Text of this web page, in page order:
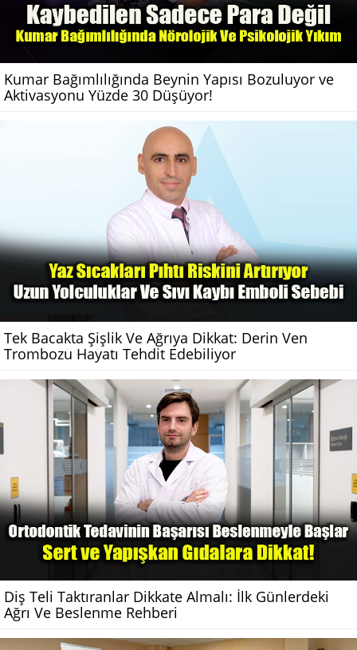
Kumar Bağımlılığında Beynin Yapısı Bozuluyor ve
Aktivasyonu Yüzde 30 Düşüyor!
Tek Bacakta Şişlik Ve Ağrıya Dikkat: Derin Ven
Trombozu Hayatı Tehdit Edebiliyor
Diş Teli Taktıranlar Dikkate Almalı: İlk Günlerdeki
Ağrı Ve Beslenme Rehberi